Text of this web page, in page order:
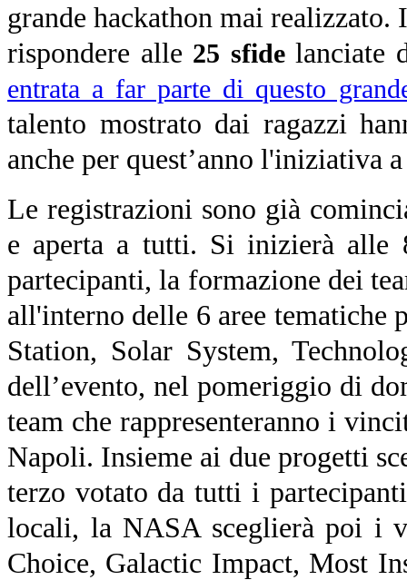
grande hackathon mai
rispondere alle 25 sfidelanciate
entrata a far parte di questo
talento mostrato dai ragazzi
anche per quest’anno l'iniziativa
Le registrazioni sono già
e aperta a tutti. Si inizierà alle
partecipanti, la formazione dei
all'interno delle 6 aree tematiche
Station, Solar System,
dell’evento, nel pomeriggio di
team che rappresenteranno i
Napoli. Insieme ai due progetti
terzo votato da tutti i
locali, la NASA sceglierà poi i
Choice, Galactic Impact, Most